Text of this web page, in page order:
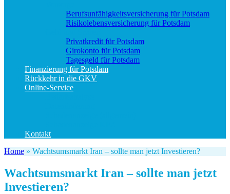
Berufs­unfähigkeitsversicherung für Potsdam
Risikolebensversicherung für Potsdam
Privatkredit für Potsdam
Girokonto für Potsdam
Tagesgeld für Potsdam
Finanzierung für Potsdam
Rückkehr in die GKV
Online-Service
Kontakt
Home » Wachtsumsmarkt Iran – sollte man jetzt Investieren?
Wachtsumsmarkt Iran – sollte man jetzt
Investieren?